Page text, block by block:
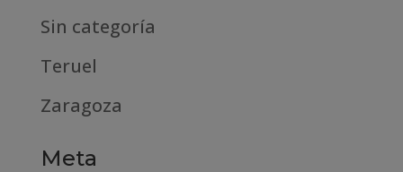
Sin categoría
Teruel
Zaragoza
Meta